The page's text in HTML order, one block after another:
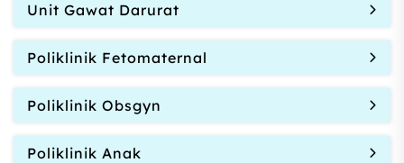
Unit Gawat Darurat
Poliklinik Fetomaternal
Poliklinik Obsgyn
Poliklinik Anak